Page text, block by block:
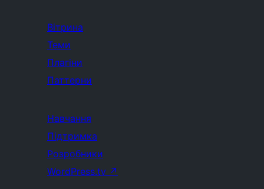
Вітрина
Теми
Плагіни
Паттерни
Навчання
Підтримка
Розробники
WordPress.tv ↗